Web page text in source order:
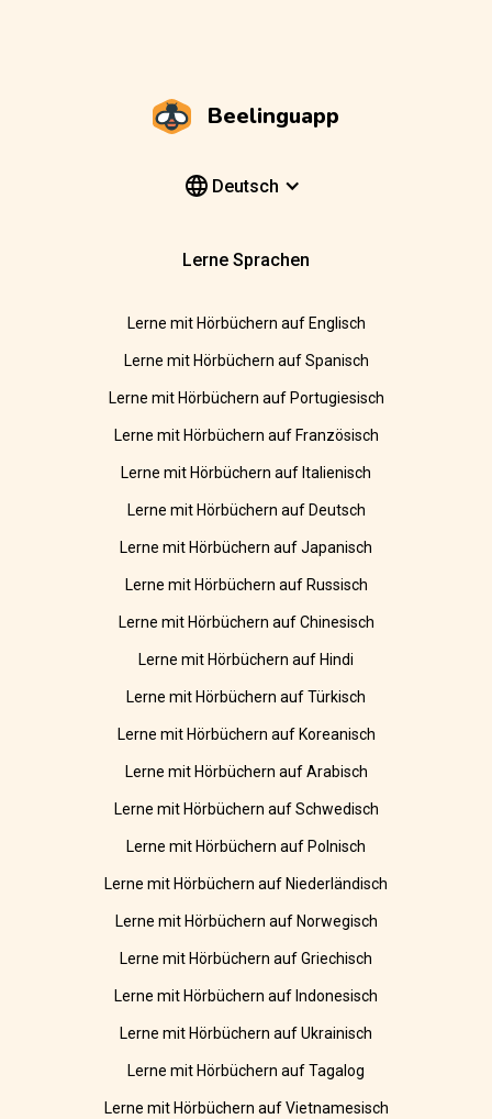
Beelinguapp
Deutsch
Lerne Sprachen
Lerne mit Hörbüchern auf Englisch
Lerne mit Hörbüchern auf Spanisch
Lerne mit Hörbüchern auf Portugiesisch
Lerne mit Hörbüchern auf Französisch
Lerne mit Hörbüchern auf Italienisch
Lerne mit Hörbüchern auf Deutsch
Lerne mit Hörbüchern auf Japanisch
Lerne mit Hörbüchern auf Russisch
Lerne mit Hörbüchern auf Chinesisch
Lerne mit Hörbüchern auf Hindi
Lerne mit Hörbüchern auf Türkisch
Lerne mit Hörbüchern auf Koreanisch
Lerne mit Hörbüchern auf Arabisch
Lerne mit Hörbüchern auf Schwedisch
Lerne mit Hörbüchern auf Polnisch
Lerne mit Hörbüchern auf Niederländisch
Lerne mit Hörbüchern auf Norwegisch
Lerne mit Hörbüchern auf Griechisch
Lerne mit Hörbüchern auf Indonesisch
Lerne mit Hörbüchern auf Ukrainisch
Lerne mit Hörbüchern auf Tagalog
Lerne mit Hörbüchern auf Vietnamesisch